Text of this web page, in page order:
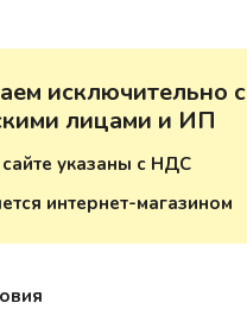
исключительно с
лицами и ИП
указаны с НДС
интернет-магазином